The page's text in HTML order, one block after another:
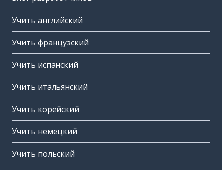
Учить английский
Учить французский
Учить испанский
Учить итальянский
Учить корейский
Учить немецкий
Учить польский